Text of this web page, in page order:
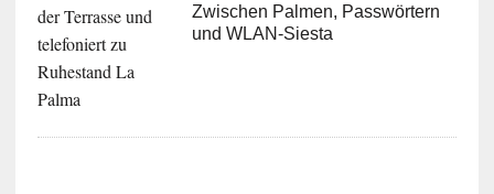
Zwischen Palmen, Passwörtern
und WLAN-Siesta